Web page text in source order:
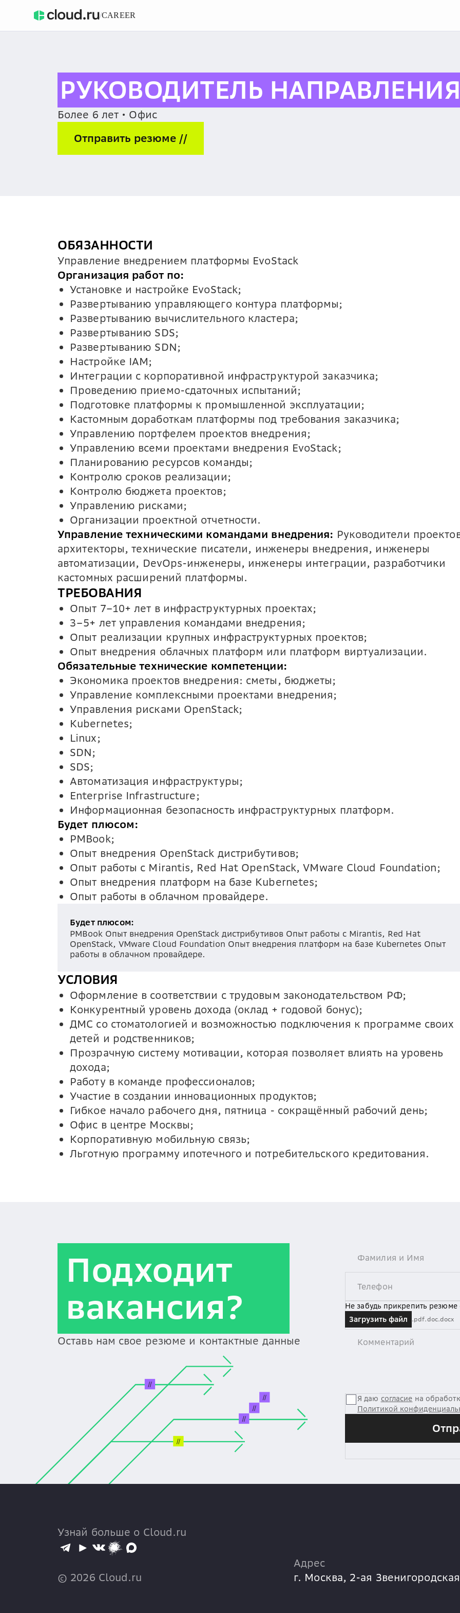
/CAREER
РУКОВОДИТЕЛЬ
Более 6 лет • Офис
Отправить резюме //
ОБЯЗАННОСТИ
Управление внедрением платформы EvoStack
Организация работ по:
Установке и настройке EvoStack;
Развертыванию управляющего контура платформы;
Развертыванию вычислительного кластера;
Развертыванию SDS;
Развертыванию SDN;
Настройке IAM;
Интеграции с корпоративной инфраструктурой заказчика;
Проведению приемо-сдаточных испытаний;
Подготовке платформы к промышленной эксплуатации;
Кастомным доработкам платформы под требования заказчика;
Управлению портфелем проектов внедрения;
Управлению всеми проектами внедрения EvoStack;
Планированию ресурсов команды;
Контролю сроков реализации;
Контролю бюджета проектов;
Управлению рисками;
Организации проектной отчетности.
Управление техническими командами внедрения: Руководители
архитекторы, технические писатели, инженеры внедрения, инженеры
автоматизации, DevOps-инженеры, инженеры интеграции, разработчики
кастомных расширений платформы.
ТРЕБОВАНИЯ
Опыт 7–10+ лет в инфраструктурных проектах;
3–5+ лет управления командами внедрения;
Опыт реализации крупных инфраструктурных проектов;
Опыт внедрения облачных платформ или платформ виртуализации.
Обязательные технические компетенции:
Экономика проектов внедрения: сметы, бюджеты;
Управление комплексными проектами внедрения;
Управления рисками OpenStack;
Kubernetes;
Linux;
SDN;
SDS;
Автоматизация инфраструктуры;
Enterprise Infrastructure;
Информационная безопасность инфраструктурных платформ.
Будет плюсом:
PMBook;
Опыт внедрения OpenStack дистрибутивов;
Опыт работы с Mirantis, Red Hat OpenStack, VMware Cloud Foundation;
Опыт внедрения платформ на базе Kubernetes;
Опыт работы в облачном провайдере.
Будет плюсом:
PMBook Опыт внедрения OpenStack дистрибутивов Опыт работы с Mirantis, Red Hat
OpenStack, VMware Cloud Foundation Опыт внедрения платформ на базе Kubernetes Опыт
работы в облачном провайдере.
УСЛОВИЯ
Оформление в соответствии с трудовым законодательством РФ;
Конкурентный уровень дохода (оклад + годовой бонус);
ДМС со стоматологией и возможностью подключения к программе своих
детей и родственников;
Прозрачную систему мотивации, которая позволяет влиять на уровень
дохода;
Работу в команде профессионалов;
Участие в создании инновационных продуктов;
Гибкое начало рабочего дня, пятница - сокращённый рабочий день;
Офис в центре Москвы;
Корпоративную мобильную связь;
Льготную программу ипотечного и потребительского кредитования.
Подходит
вакансия?
Оставь нам свое резюме и контактные данные
Не забудь прикрепить
Загрузить файл
.pdf.doc.docx
Я даю согласие на
Политикой
Узнай больше о Cloud.ru
© 2026 Cloud.ru
Адрес
г. Москва, 2-ая